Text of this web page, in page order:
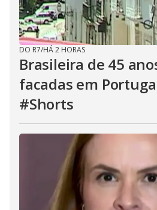
DO R7/HÁ 2 HORAS
Brasileira de 45
facadas em
#Shorts